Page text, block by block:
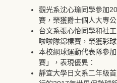
觀光系沈心瑜同學參加
賽，榮獲爵士個人大專
台文系張心怡同學和社
啦啦隊錦標賽，榮獲彩
本校網球運動代表隊參
賽」，表現優異：
靜宜大學日文系二年級